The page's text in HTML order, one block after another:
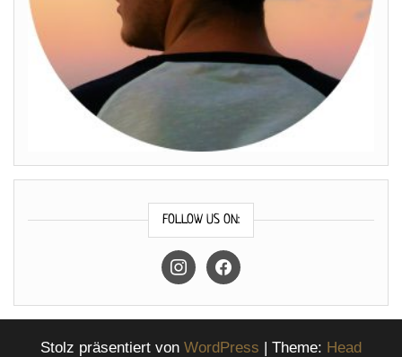
FOLLOW US ON:
instagramfacebook
Stolz präsentiert von WordPress | Theme: Head